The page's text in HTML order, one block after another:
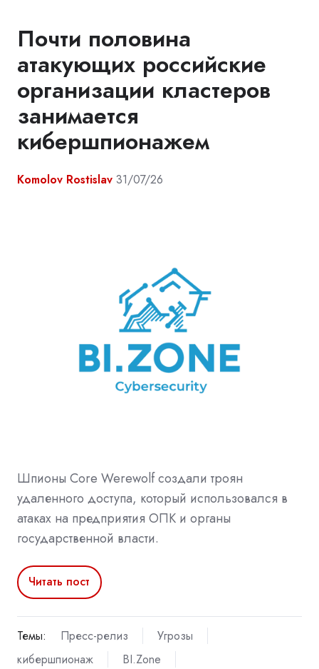
Почти половина
атакующих российские
организации кластеров
занимается
кибершпионажем
Komolov Rostislav 31/07/26
Шпионы Core Werewolf создали троян
удаленного доступа, который использовался в
атаках на предприятия ОПК и органы
государственной власти.
Читать пост
Темы: Пресс-релиз
Угрозы
кибершпионаж
BI.Zone